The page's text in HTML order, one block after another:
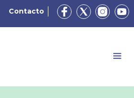
Contacto